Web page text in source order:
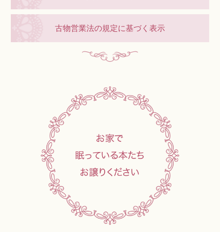
古物営業法の規定に基づく表示